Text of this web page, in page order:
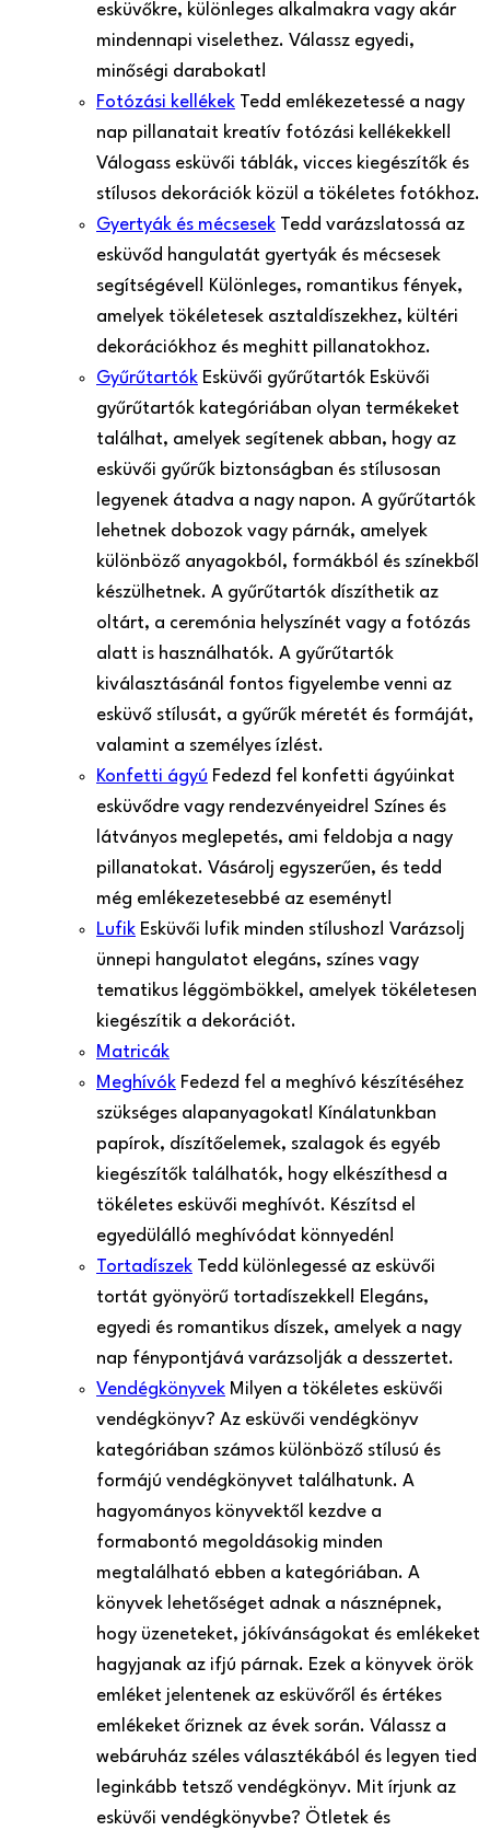
esküvőkre, különleges alkalmakra vagy akár
mindennapi viselethez. Válassz egyedi,
minőségi darabokat!
Fotózási kellékek Tedd emlékezetessé a nagy
nap pillanatait kreatív fotózási kellékekkel!
Válogass esküvői táblák, vicces kiegészítők és
stílusos dekorációk közül a tökéletes fotókhoz.
Gyertyák és mécsesek Tedd varázslatossá az
esküvőd hangulatát gyertyák és mécsesek
segítségével! Különleges, romantikus fények,
amelyek tökéletesek asztaldíszekhez, kültéri
dekorációkhoz és meghitt pillanatokhoz.
Gyűrűtartók Esküvői gyűrűtartók Esküvői
gyűrűtartók kategóriában olyan termékeket
találhat, amelyek segítenek abban, hogy az
esküvői gyűrűk biztonságban és stílusosan
legyenek átadva a nagy napon. A gyűrűtartók
lehetnek dobozok vagy párnák, amelyek
különböző anyagokból, formákból és színekből
készülhetnek. A gyűrűtartók díszíthetik az
oltárt, a ceremónia helyszínét vagy a fotózás
alatt is használhatók. A gyűrűtartók
kiválasztásánál fontos figyelembe venni az
esküvő stílusát, a gyűrűk méretét és formáját,
valamint a személyes ízlést.
Konfetti ágyú Fedezd fel konfetti ágyúinkat
esküvődre vagy rendezvényeidre! Színes és
látványos meglepetés, ami feldobja a nagy
pillanatokat. Vásárolj egyszerűen, és tedd
még emlékezetesebbé az eseményt!
Lufik Esküvői lufik minden stílushoz! Varázsolj
ünnepi hangulatot elegáns, színes vagy
tematikus léggömbökkel, amelyek tökéletesen
kiegészítik a dekorációt.
Matricák
Meghívók Fedezd fel a meghívó készítéséhez
szükséges alapanyagokat! Kínálatunkban
papírok, díszítőelemek, szalagok és egyéb
kiegészítők találhatók, hogy elkészíthesd a
tökéletes esküvői meghívót. Készítsd el
egyedülálló meghívódat könnyedén!
Tortadíszek Tedd különlegessé az esküvői
tortát gyönyörű tortadíszekkel! Elegáns,
egyedi és romantikus díszek, amelyek a nagy
nap fénypontjává varázsolják a desszertet.
Vendégkönyvek Milyen a tökéletes esküvői
vendégkönyv? Az esküvői vendégkönyv
kategóriában számos különböző stílusú és
formájú vendégkönyvet találhatunk. A
hagyományos könyvektől kezdve a
formabontó megoldásokig minden
megtalálható ebben a kategóriában. A
könyvek lehetőséget adnak a násznépnek,
hogy üzeneteket, jókívánságokat és emlékeket
hagyjanak az ifjú párnak. Ezek a könyvek örök
emléket jelentenek az esküvőről és értékes
emlékeket őriznek az évek során. Válassz a
webáruház széles választékából és legyen tied
leginkább tetsző vendégkönyv. Mit írjunk az
esküvői vendégkönyvbe? Ötletek és